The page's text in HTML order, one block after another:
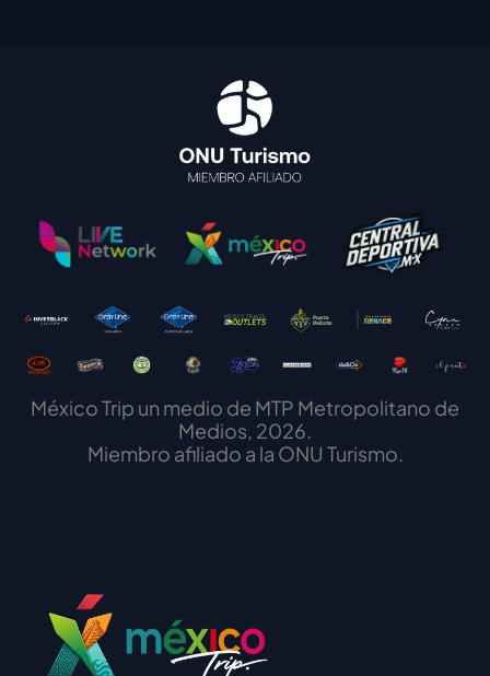
México Trip un medio de MTP Metropolitano de
Medios, 2026.
Miembro afiliado a la ONU Turismo.